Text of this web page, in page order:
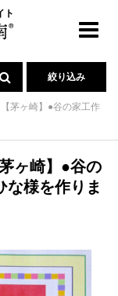
ト
絞り込み
茅ヶ崎】●谷の家工作
ヶ崎】●谷の
な様を作りま